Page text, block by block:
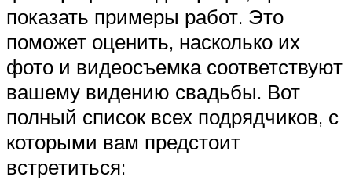
показать примеры работ. Это
поможет оценить, насколько их
фото и видеосъемка соответствуют
вашему видению свадьбы. Вот
полный список всех подрядчиков, с
которыми вам предстоит
встретиться: